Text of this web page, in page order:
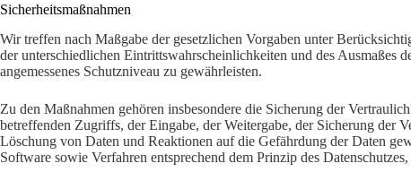
Sicherheitsmaßnahmen
Wir treffen nach Maßgabe der gesetzlichen Vorgaben unter
der unterschiedlichen Eintrittswahrscheinlichkeiten und des Ausmaßes
angemessenes Schutzniveau zu gewährleisten.
Zu den Maßnahmen gehören insbesondere die Sicherung der
betreffenden Zugriffs, der Eingabe, der Weitergabe, der Sicherung der
Löschung von Daten und Reaktionen auf die Gefährdung der Daten
Software sowie Verfahren entsprechend dem Prinzip des